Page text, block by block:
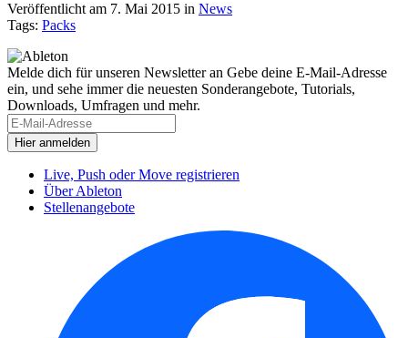
Veröffentlicht am 7. Mai 2015 in News
Tags: Packs
Melde dich für unseren Newsletter an Gebe deine E-Mail-Adresse
ein, und sehe immer die neuesten Sonderangebote, Tutorials,
Downloads, Umfragen und mehr.
Live, Push oder Move registrieren
Über Ableton
Stellenangebote